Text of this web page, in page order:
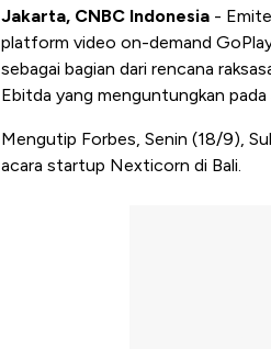
Jakarta, CNBC Indonesia -
platform video on-demand
sebagai bagian dari rencana
Ebitda yang menguntungkan pada
Mengutip Forbes, Senin (18/9),
acara startup Nexticorn di Bali.